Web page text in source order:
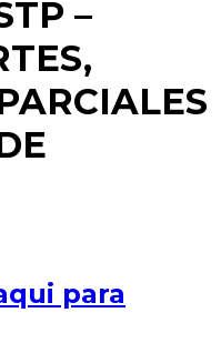
–
para